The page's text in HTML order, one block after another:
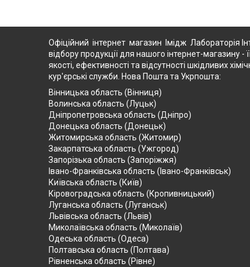
Офіційний інтернет магазин Імідж Лабораторія
відбору продукції для нашого інтернет-магазину -
якості, ефективності та відсутності шкідливих
кур'єрські служби. Нова Пошта та Укрпошта:
Вінницька область (Вінниця)
Волинська область (Луцьк)
Дніпропетровська область (Дніпро)
Донецька область (Донецьк)
Житомирська область (Житомир)
Закарпатська область (Ужгород)
Запорізька область (Запоріжжя)
Івано-Франківська область (Івано-Франківськ)
Київська область (Київ)
Кіровоградська область (Кропивницький)
Луганська область (Луганськ)
Львівська область (Львів)
Миколаївська область (Миколаїв)
Одеська область (Одеса)
Полтавська область (Полтава)
Рівненська область (Рівне)